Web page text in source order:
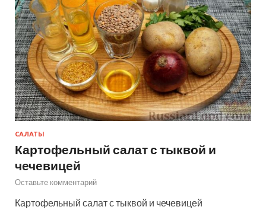
САЛАТЫ
Картофельный салат с тыквой и
чечевицей
Оставьте комментарий
Картофельный салат с тыквой и чечевицей